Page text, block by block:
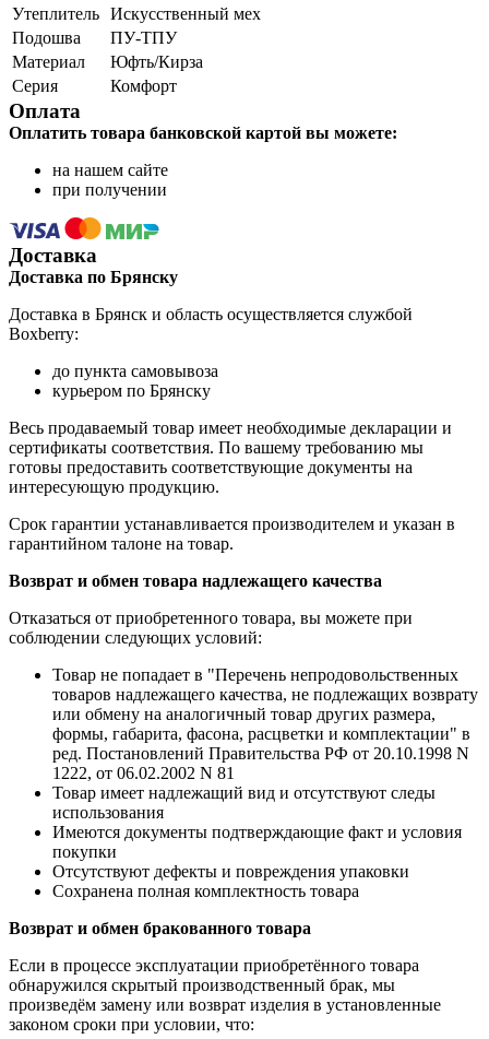
Утеплитель Искусственный мех
Подошва
ПУ-ТПУ
Материал
Юфть/Кирза
Серия
Комфорт
Оплата
Оплатить товара банковской картой вы можете:
на нашем сайте
при получении
Доставка
Доставка по Брянску
Доставка в Брянск и область осуществляется службой
Boxberry:
до пункта самовывоза
курьером по Брянску
Весь продаваемый товар имеет необходимые декларации и
сертификаты соответствия. По вашему требованию мы
готовы предоставить соответствующие документы на
интересующую продукцию.
Срок гарантии устанавливается производителем и указан в
гарантийном талоне на товар.
Возврат и обмен товара надлежащего качества
Отказаться от приобретенного товара, вы можете при
соблюдении следующих условий:
Товар не попадает в "Перечень непродовольственных
товаров надлежащего качества, не подлежащих возврату
или обмену на аналогичный товар других размера,
формы, габарита, фасона, расцветки и комплектации" в
ред. Постановлений Правительства РФ от 20.10.1998 N
1222, от 06.02.2002 N 81
Товар имеет надлежащий вид и отсутствуют следы
использования
Имеются документы подтверждающие факт и условия
покупки
Отсутствуют дефекты и повреждения упаковки
Сохранена полная комплектность товара
Возврат и обмен бракованного товара
Если в процессе эксплуатации приобретённого товара
обнаружился скрытый производственный брак, мы
произведём замену или возврат изделия в установленные
законом сроки при условии, что: